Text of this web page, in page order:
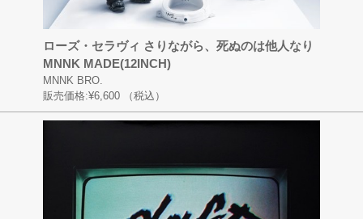
ローズ・セラヴィ さりながら、死ぬのは他人なり
MNNK MADE(12INCH)
MNNK BRO.
販売価格:¥6,600 （税込）